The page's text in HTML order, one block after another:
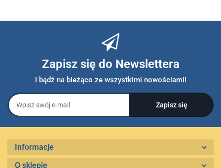
Zapisz się do Newslettera
I bądź na bieżąco ze wszystkimi nowościami!
Informacje
O sklepie